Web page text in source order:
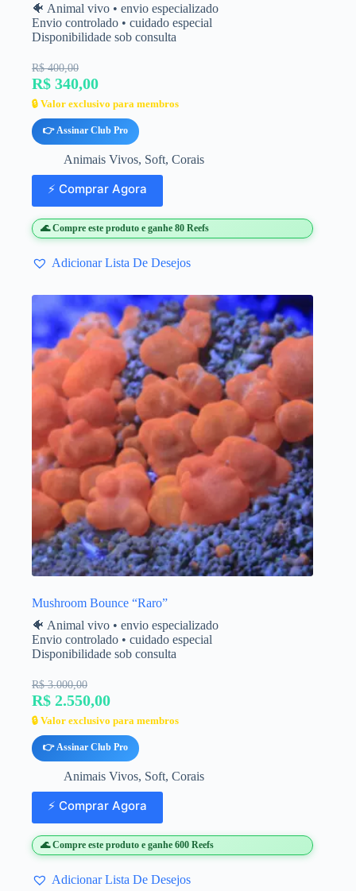
🐠 Animal vivo • envio especializado
Envio controlado • cuidado especial
Disponibilidade sob consulta
R$ 400,00
R$ 340,00
🔒 Valor exclusivo para membros
👉 Assinar Club Pro
Animais Vivos, Soft, Corais
⚡ Comprar Agora
🌊 Compre este produto e ganhe 80 Reefs
Adicionar Lista De Desejos
Mushroom Bounce “Raro”
🐠 Animal vivo • envio especializado
Envio controlado • cuidado especial
Disponibilidade sob consulta
R$ 3.000,00
R$ 2.550,00
🔒 Valor exclusivo para membros
👉 Assinar Club Pro
Animais Vivos, Soft, Corais
⚡ Comprar Agora
🌊 Compre este produto e ganhe 600 Reefs
Adicionar Lista De Desejos